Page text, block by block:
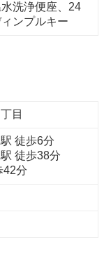
洗浄便座、24
ンプルキー
目
徒歩6分
徒歩38分
42分